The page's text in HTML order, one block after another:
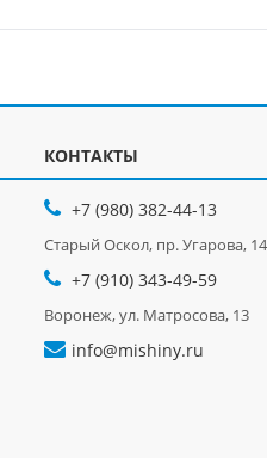
КОНТАКТЫ
+7 (980) 382-44-13
Старый Оскол, пр. Угарова,
+7 (910) 343-49-59
Воронеж, ул. Матросова, 13
info@mishiny.ru